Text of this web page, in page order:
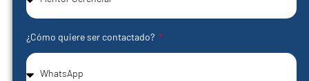
¿Cómo quiere ser contactado?